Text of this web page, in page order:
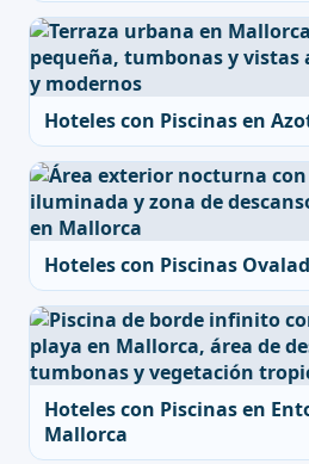
Hoteles con Piscinas en
Hoteles con Piscinas
Hoteles con Piscinas en
Mallorca